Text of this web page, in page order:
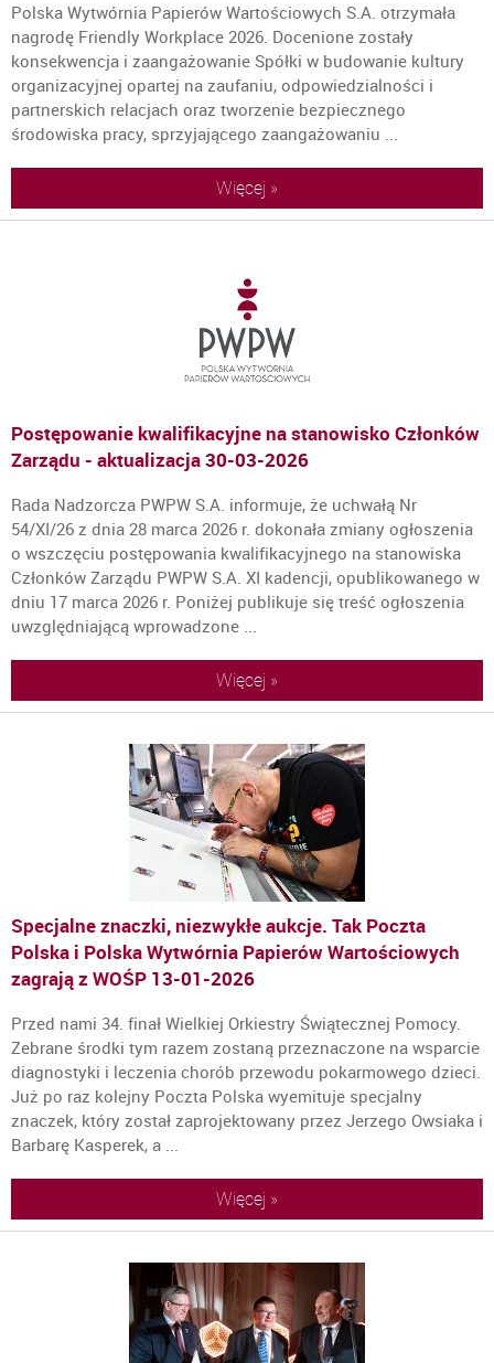
Polska Wytwórnia Papierów Wartościowych S.A. otrzymała
nagrodę Friendly Workplace 2026. Docenione zostały
konsekwencja i zaangażowanie Spółki w budowanie kultury
organizacyjnej opartej na zaufaniu, odpowiedzialności i
partnerskich relacjach oraz tworzenie bezpiecznego
środowiska pracy, sprzyjającego zaangażowaniu ...
Więcej »
Postępowanie kwalifikacyjne na stanowisko Członków
Zarządu - aktualizacja30-03-2026
Rada Nadzorcza PWPW S.A. informuje, że uchwałą Nr
54/XI/26 z dnia 28 marca 2026 r. dokonała zmiany ogłoszenia
o wszczęciu postępowania kwalifikacyjnego na stanowiska
Członków Zarządu PWPW S.A. XI kadencji, opublikowanego w
dniu 17 marca 2026 r. Poniżej publikuje się treść ogłoszenia
uwzględniającą wprowadzone ...
Więcej »
Specjalne znaczki, niezwykłe aukcje. Tak Poczta
Polska i Polska Wytwórnia Papierów Wartościowych
zagrają z WOŚP 13-01-2026
Przed nami 34. finał Wielkiej Orkiestry Świątecznej Pomocy.
Zebrane środki tym razem zostaną przeznaczone na wsparcie
diagnostyki i leczenia chorób przewodu pokarmowego dzieci.
Już po raz kolejny Poczta Polska wyemituje specjalny
znaczek, który został zaprojektowany przez Jerzego Owsiaka i
Barbarę Kasperek, a ...
Więcej »